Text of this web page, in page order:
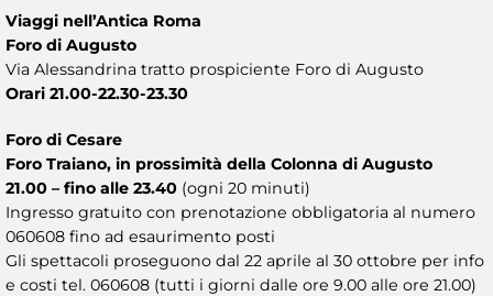
Viaggi nell’Antica Roma
Foro di Augusto
Via Alessandrina tratto prospiciente Foro di Augusto
Orari 21.00-22.30-23.30
Foro di Cesare
Foro Traiano, in prossimità della Colonna di Augusto
21.00 – fino alle 23.40 (ogni 20 minuti)
Ingresso gratuito con prenotazione obbligatoria al numero
060608 fino ad esaurimento posti
Gli spettacoli proseguono dal 22 aprile al 30 ottobre per info
e costi tel. 060608 (tutti i giorni dalle ore 9.00 alle ore 21.00)